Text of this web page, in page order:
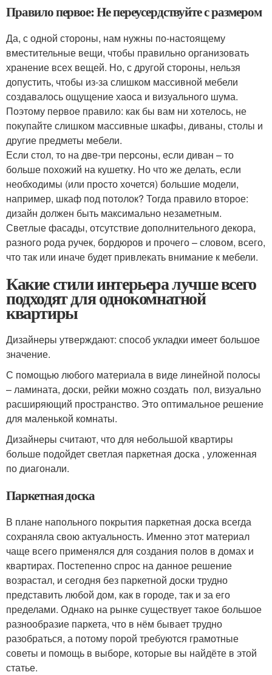
Правило первое: Не переусердствуйте с размером
Да, с одной стороны, нам нужны по-настоящему
вместительные вещи, чтобы правильно организовать
хранение всех вещей. Но, с другой стороны, нельзя
допустить, чтобы из-за слишком массивной мебели
создавалось ощущение хаоса и визуального шума.
Поэтому первое правило: как бы вам ни хотелось, не
покупайте слишком массивные шкафы, диваны, столы и
другие предметы мебели.
Если стол, то на две-три персоны, если диван – то
больше похожий на кушетку. Но что же делать, если
необходимы (или просто хочется) большие модели,
например, шкаф под потолок? Тогда правило второе:
дизайн должен быть максимально незаметным.
Светлые фасады, отсутствие дополнительного декора,
разного рода ручек, бордюров и прочего – словом, всего,
что так или иначе будет привлекать внимание к мебели.
Какие стили интерьера лучше всего
подходят для однокомнатной
квартиры
Дизайнеры утверждают: способ укладки имеет большое
значение.
С помощью любого материала в виде линейной полосы
– ламината, доски, рейки можно создать пол, визуально
расширяющий пространство. Это оптимальное решение
для маленькой комнаты.
Дизайнеры считают, что для небольшой квартиры
больше подойдет светлая паркетная доска , уложенная
по диагонали.
Паркетная доска
В плане напольного покрытия паркетная доска всегда
сохраняла свою актуальность. Именно этот материал
чаще всего применялся для создания полов в домах и
квартирах. Постепенно спрос на данное решение
возрастал, и сегодня без паркетной доски трудно
представить любой дом, как в городе, так и за его
пределами. Однако на рынке существует такое большое
разнообразие паркета, что в нём бывает трудно
разобраться, а потому порой требуются грамотные
советы и помощь в выборе, которые вы найдёте в этой
статье.